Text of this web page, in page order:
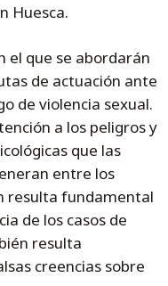
Huesca.
el que se abordarán
de actuación ante
de violencia sexual.
a los peligros y
que las
entre los
resulta fundamental
de los casos de
resulta
creencias sobre